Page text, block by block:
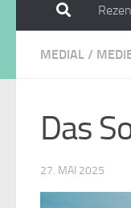
MEDIAL /
Das
27. MAI 2025